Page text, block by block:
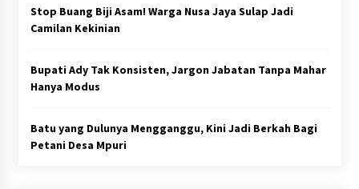
Stop Buang Biji Asam! Warga Nusa Jaya Sulap Jadi
Camilan Kekinian
Bupati Ady Tak Konsisten, Jargon Jabatan Tanpa Mahar
Hanya Modus
Batu yang Dulunya Mengganggu, Kini Jadi Berkah Bagi
Petani Desa Mpuri